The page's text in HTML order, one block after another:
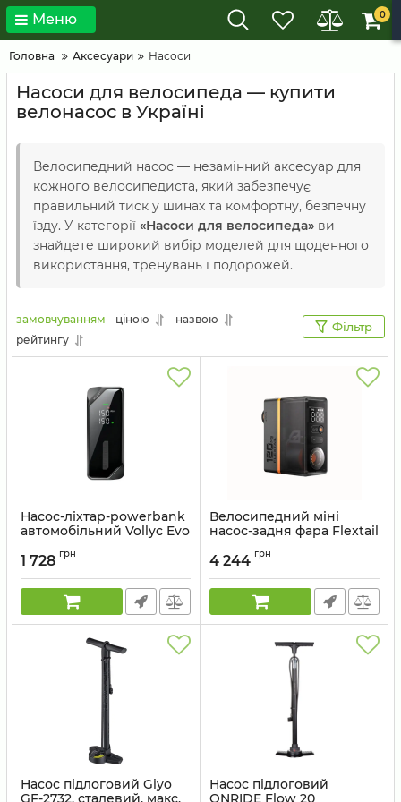
Меню 0
Головна Аксесуари Насоси
Насоси для велосипеда — купити
велонасос в Україні
Велосипедний насос — незамінний аксесуар для
кожного велосипедиста, який забезпечує
правильний тиск у шинах та комфортну, безпечну
їзду. У категорії «Насоси для велосипеда» ви
знайдете широкий вибір моделей для щоденного
використання, тренувань і подорожей.
замовчуванням ціною
назвою
рейтингу
Фільтр
Насос-ліхтар-powerbank
автомобільний Vollyc Evo
PSI, 1500 mAh
Артикул: 6975755966946
1 728 грн
Велосипедний міні
насос-задня фара Flextail
чорний
Артикул: 697575596634
4 244 грн
Насос підлоговий Giyo
GF-2732, сталевий, макс.
Насос підлоговий
ONRIDE Flow 20